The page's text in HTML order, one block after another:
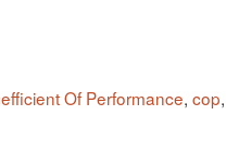
Of Performance, cop,